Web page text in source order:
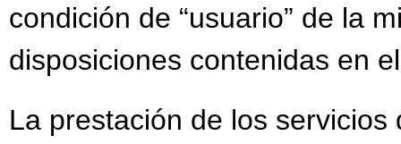
condición de “usuario” de la
disposiciones contenidas en
La prestación de los